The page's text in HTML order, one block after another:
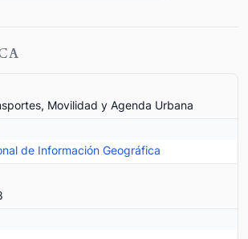
Movilidad y Agenda Urbana
de Información Geográfica